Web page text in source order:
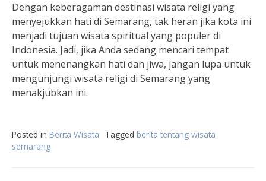
Dengan keberagaman destinasi wisata religi yang
menyejukkan hati di Semarang, tak heran jika kota ini
menjadi tujuan wisata spiritual yang populer di
Indonesia. Jadi, jika Anda sedang mencari tempat
untuk menenangkan hati dan jiwa, jangan lupa untuk
mengunjungi wisata religi di Semarang yang
menakjubkan ini.
Posted in Berita Wisata Tagged berita tentang wisata
semarang